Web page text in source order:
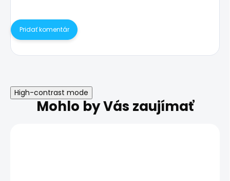
Pridať komentár
High-contrast mode
Mohlo by Vás zaujímať